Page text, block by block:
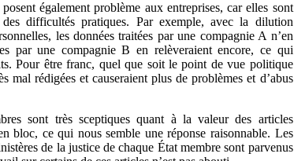
également problème aux entreprises, car elles sont
difficultés pratiques. Par exemple, avec la dilution
les données traitées par une compagnie A n’en
par une compagnie B en relèveraient encore, ce qui
Pour être franc, quel que soit le point de vue politique
mal rédigées et causeraient plus de problèmes et d’abus
sont très sceptiques quant à la valeur des articles
bloc, ce qui nous semble une réponse raisonnable. Les
de la justice de chaque État membre sont parvenus